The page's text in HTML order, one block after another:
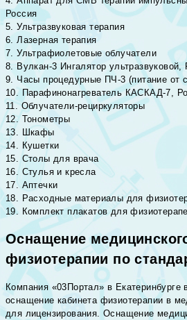
Россия
5. Ультразвуковая терапия
6. Лазерная терапия
7. Ультрафиолетовые облучатели
8. Вулкан-3 Ингалятор ультразвуковой,
9. Часы процедурные ПЧ-3 (питание от
10. Парафинонагреватель КАСКАД-7,
11. Облучатели-рециркуляторы
12. Тонометры
13. Шкафы
14. Кушетки
15. Столы для врача
16. Стулья и кресла
17. Аптечки
18. Расходные материалы для
19. Комплект плакатов для
Оснащение
физиотерапии по
Компания «03Портал» в Екатеринбурге
оснащение кабинета физиотерапии в
для лицензирования. Оснащение